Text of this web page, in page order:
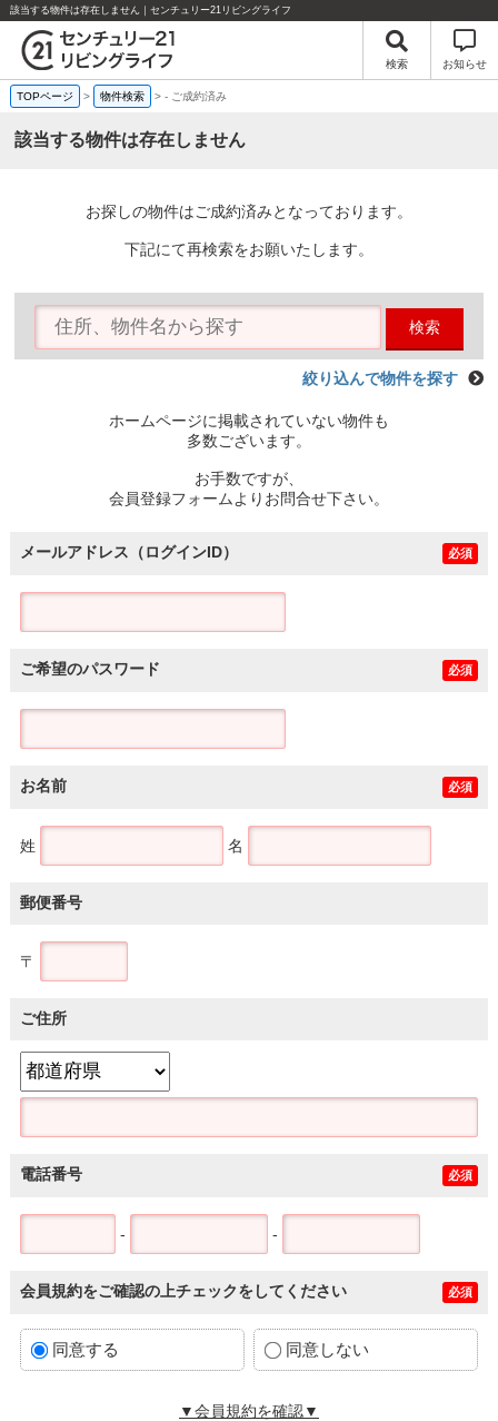
該当する物件は存在しません｜センチュリー21リビングライフ
検索 お知らせ
TOPページ > 物件検索 >- ご成約済み
該当する物件は存在しません
お探しの物件はご成約済みとなっております。
下記にて再検索をお願いたします。
検索
絞り込んで物件を探す
ホームページに掲載されていない物件も
多数ございます。
お手数ですが、
会員登録フォームよりお問合せ下さい。
メールアドレス（ログインID） 必須
ご希望のパスワード 必須
お名前 必須
姓 名
郵便番号
〒
ご住所
電話番号 必須
- -
会員規約をご確認の上チェックをしてください 必須
同意する 同意しない
▼会員規約を確認▼